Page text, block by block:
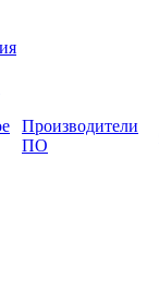
Производители
ПО